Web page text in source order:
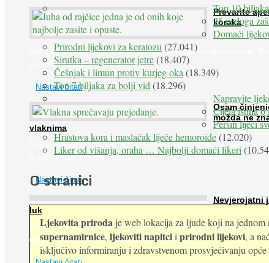
Prevarite
koraka
Želudac teško
dijete i gladovanje, no srećom po nas može ga se lako zavarati.
pretjeranu želju ...
Nastavi čitati
Osam
možda ne
vlaknima
Evo zašto su vlakna važna i zašto nas bombardiraju reklamama i
u kojima obećavaju najviši postotak vlakana ... 1. Vlakna ...
Nastavi čitati
Nevjerojatni
luk
Muče li vas tegobe vezane uz srce, oči i živce, od kojih pati većina
dijabetičara u kasnijem stadiju bolesti, jabuke ...
Top 10
25 razloga
Domaći
Prirodni lijekovi za keratozu (27.041)
Sirutka – regenerator jetre(18.407)
Češnjak i limun protiv kurjeg oka (18.349)
Top 7 biljaka za bolji vid (18.296)
Napravite
Cijela istina o
Peršin liječi
Hrastova kora i maslačak liječe hemoroide(12.020)
Liker od višanja, oraha … Najbolji domaći likeri
O stranici
Ljekovita prirodaje web lokacija za ljude koji na jednom
supernamirnice,ljekoviti napitciiprirodni lijekovi, a
isključivo informiranju i zdravstvenom prosvjećivanju